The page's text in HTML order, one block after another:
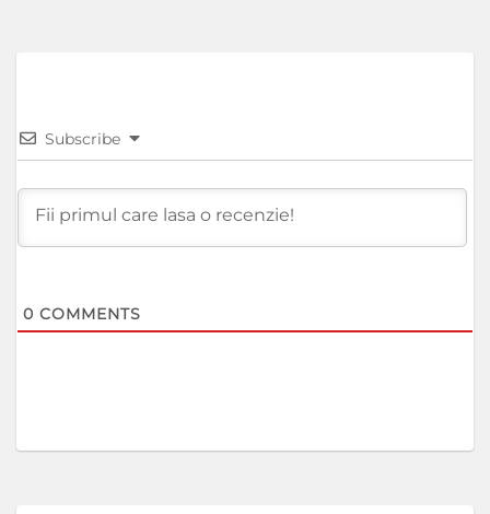
Subscribe
0 COMMENTS